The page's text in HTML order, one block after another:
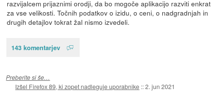
razvijalcem prijaznimi orodji, da bo mogoče aplikacijo razviti enkrat
za vse velikosti. Točnih podatkov o izidu, o ceni, o nadgradnjah in
drugih detajlov tokrat žal nismo izvedeli.
143 komentarjev
Preberite si še…
Izšel Firefox 89, ki zopet nadleguje uporabnike ::2. jun 2021